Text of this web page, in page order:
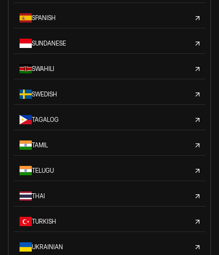
SPANISH
SUNDANESE
SWAHILI
SWEDISH
TAGALOG
TAMIL
TELUGU
THAI
TURKISH
UKRAINIAN